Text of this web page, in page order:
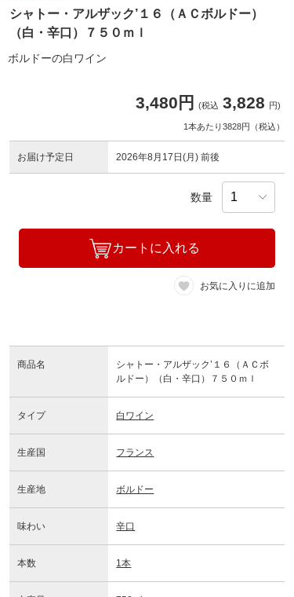
シャトー・アルザック’１６（ＡＣボルドー）
（白・辛口）７５０ｍｌ
ボルドーの白ワイン
3,480円 (税込 3,828 円)
1本あたり3828円（税込）
お届け予定日 2026年8月17日(月) 前後
数量
カートに入れる
お気に入りに追加
商品名
シャトー・アルザック’１６（ＡＣボ
ルドー）（白・辛口）７５０ｍｌ
タイプ 白ワイン
生産国 フランス
生産地 ボルドー
味わい 辛口
本数 1本